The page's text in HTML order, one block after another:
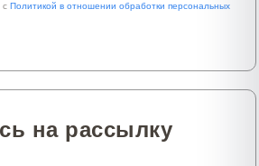
с Политикой в отношении обработки персональных
на рассылку